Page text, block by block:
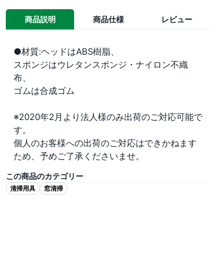
商品説明 商品仕様 レビュー
●材質:ヘッドはABS樹脂、
スポンジはウレタンスポンジ・ナイロン不織
布、
ゴムは合成ゴム
※2020年2月より法人様のみ出荷のご対応可能で
す。
個人のお客様への出荷のご対応はできかねます
ため、予めご了承くださいませ。
この商品のカテゴリー
清掃用具 窓清掃